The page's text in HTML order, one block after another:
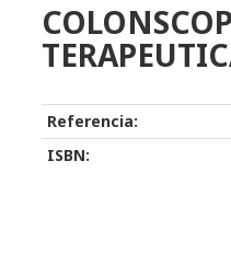
Referencia:
ISBN: